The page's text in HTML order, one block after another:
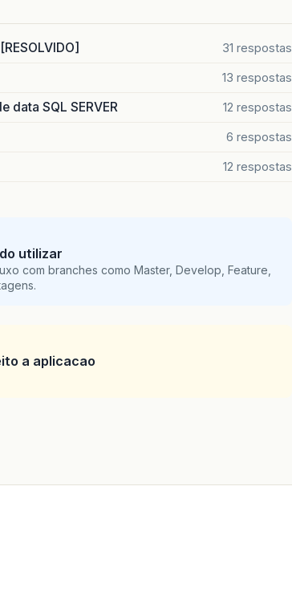
31 respostas
13 respostas
data SQL SERVER 12 respostas
6 respostas
12 respostas
utilizar
com branches como Master, Develop, Feature,
a aplicacao